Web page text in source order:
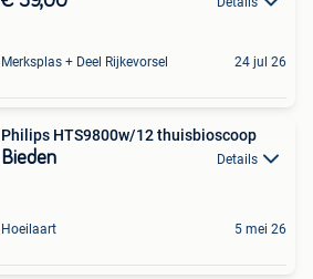
Merksplas + Deel Rijkevorsel 24 jul 26
Philips HTS9800w/12 thuisbioscoop
Bieden Details
Hoeilaart 5 mei 26